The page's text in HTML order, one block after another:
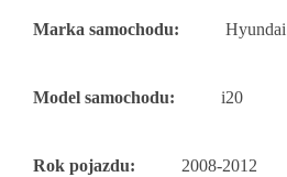
Marka samochodu: Hyundai
Model samochodu: i20
Rok pojazdu: 2008-2012